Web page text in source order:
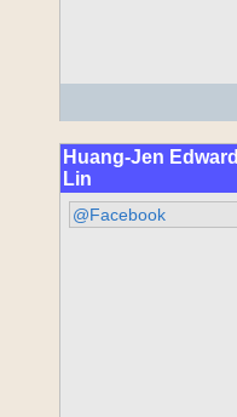
Huang-Jen Edward
Lin
@Facebook